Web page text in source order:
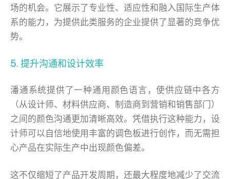
场的机会。它展示了专业性、适应性和融入国际生产体
系的能力，为提供此类服务的企业提供了显著的竞争优
势。
5. 提升沟通和设计效率
潘通系统提供了一种通用颜色语言，使供应链中各方
（从设计师、材料供应商、制造商到营销和销售部门）
之间的颜色沟通更加清晰高效。凭借执行这种能力，设
计师可以自信地使用丰富的调色板进行创作，而无需担
心产品在实际生产中出现颜色偏差。
这不仅缩短了产品开发周期，还最大程度地减少了交流